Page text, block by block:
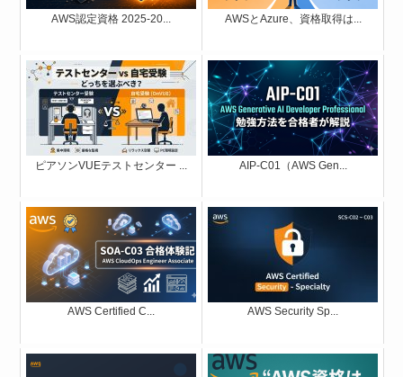
AWS認定資格 2025-20... AWSとAzure、資格取得は...
ピアソンVUEテストセンター ... AIP-C01（AWS Gen...
AWS Certified C... AWS Security Sp...